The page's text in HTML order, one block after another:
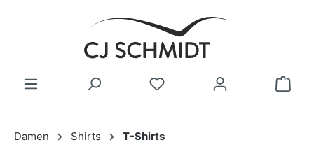
Zum Hauptinhalt springen
Damen Shirts T-Shirts